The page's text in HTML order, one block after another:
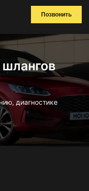
Позвонить
диагностике